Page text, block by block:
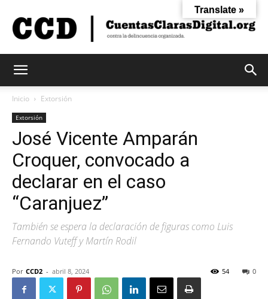
Claras
Digital
Inicio Extorsión
Extorsión
José Vicente Amparán
Croquer, convocado a
declarar en el caso
“Caranjuez”
También se espera la declaración de figuras como Luis
Fernando Vuteff y Martín Rodil
Por CCD2 - abril 8, 2024 0
54
Translate »